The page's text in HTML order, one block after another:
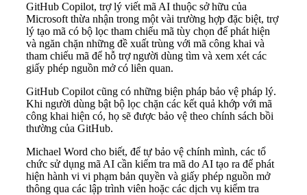
GitHub Copilot, trợ lý viết mã AI thuộc sở hữu của
Microsoft thừa nhận trong một vài trường hợp đặc biệt, trợ
lý tạo mã có bộ lọc tham chiếu mã tùy chọn để phát hiện
và ngăn chặn những đề xuất trùng với mã công khai và
tham chiếu mã để hỗ trợ người dùng tìm và xem xét các
giấy phép nguồn mở có liên quan.
GitHub Copilot cũng có những biện pháp bảo vệ pháp lý.
Khi người dùng bật bộ lọc chặn các kết quả khớp với mã
công khai hiện có, họ sẽ được bảo vệ theo chính sách bồi
thường của GitHub.
Michael Word cho biết, để tự bảo vệ chính mình, các tổ
chức sử dụng mã AI cần kiểm tra mã do AI tạo ra để phát
hiện hành vi vi phạm bản quyền và giấy phép nguồn mở
thông qua các lập trình viên hoặc các dịch vụ kiểm tra